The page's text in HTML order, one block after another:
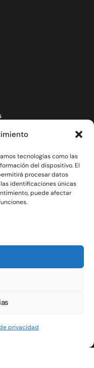
tecnologías como las
del dispositivo. El
procesar datos
identificaciones únicas
puede afectar
privacidad